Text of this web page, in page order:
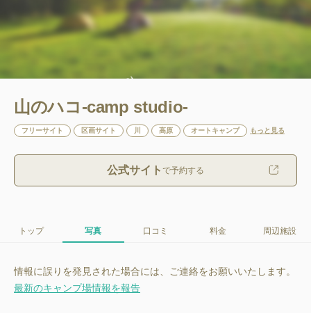
山のハコ-camp studio-
フリーサイト 区画サイト 高原 オートキャンプ もっと見る
公式サイト で予約する
トップ 写真 口コミ 料金 周辺施設
情報に誤りを発見された場合には、ご連絡をお願いいたします。
最新のキャンプ場情報を報告